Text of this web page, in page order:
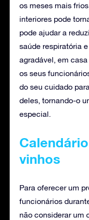
os meses mais
interiores pode
pode ajudar a
saúde respiratória
agradável, em
os seus
do seu cuidado
deles, tornando-o
especial.
vinhos
Para oferecer um
funcionários
não considerar um